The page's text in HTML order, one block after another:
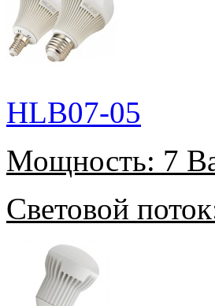
HLB07-05
Мощность: 7
Световой